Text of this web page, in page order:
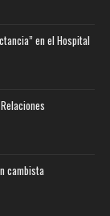
en el Hospital
cambista